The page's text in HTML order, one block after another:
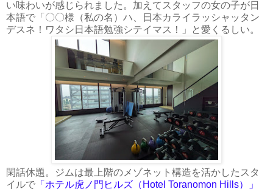
い味わいが感じられました。加えてスタッフの女の子が日
本語で「〇〇様（私の名）ハ、日本カライラッシャッタン
デスネ！ワタシ日本語勉強シテイマス！」と愛くるしい。
閑話休題。ジムは最上階のメゾネット構造を活かしたスタ
イルで 「ホテル虎ノ門ヒルズ（Hotel Toranomon Hills）」